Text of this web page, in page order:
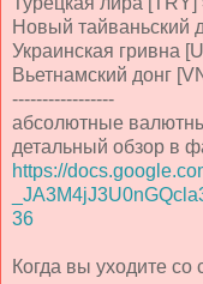
Новый тайваньский
Украинская гривна
Вьетнамский донг
-----------------
абсолютные
детальный обзор в
https://
36
Когда вы уходите